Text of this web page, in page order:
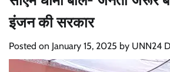
इंजन की सरकार
Posted on January 15, 2025 by UNN24